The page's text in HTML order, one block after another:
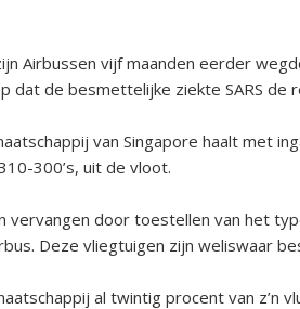
Airbussen vijf maanden eerder
dat de besmettelijke ziekte SARS de
van Singapore haalt met
300’s, uit de vloot.
vervangen door toestellen van het
Deze vliegtuigen zijn weliswaar
al twintig procent van z’n